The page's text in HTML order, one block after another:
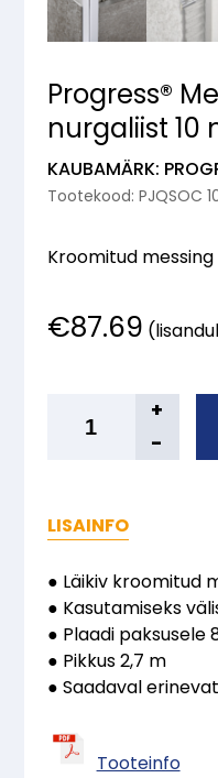
Progress®
nurgaliist 10
KAUBAMÄRK:
Tootekood: PJQSOC
Kroomitud messing
€87.69
Messing
mm
m
kogus
+
-
LISAINFO
● Läikiv kroomitud
● Kasutamiseks
● Plaadi paksusele
● Pikkus 2,7 m
● Saadaval
Tooteinfo